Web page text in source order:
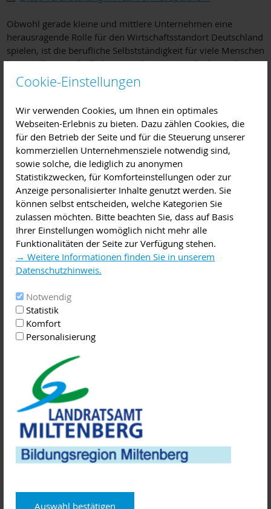
Cookie-Einstellungen
Wir verwenden Cookies, um Ihnen ein optimales
Webseiten-Erlebnis zu bieten. Dazu zählen Cookies, die
für den Betrieb der Seite und für die Steuerung unserer
kommerziellen Unternehmensziele notwendig sind,
sowie solche, die lediglich zu anonymen
Statistikzwecken, für Komforteinstellungen oder zur
Anzeige personalisierter Inhalte genutzt werden. Sie
können selbst entscheiden, welche Kategorien Sie
zulassen möchten. Bitte beachten Sie, dass auf Basis
Ihrer Einstellungen womöglich nicht mehr alle
Funktionalitäten der Seite zur Verfügung stehen.
→ Weitere Informationen finden Sie in unserem
Datenschutzhinweis.
Notwendig
Statistik
Komfort
Personalisierung
Auswahl bestätigen
Obwohl gerade kleine und mittlere Unternehmen eine
herausragende Rolle für den Wirtschaftsstandort Deutschland
spielen, ist die berufliche Selbstständigkeit für viele Menschen
keine selbstverständliche Perspektive. Die Gründerwoche
Deutschland möchte dies ändern. Die bundesweite
Aktionswoche unter Federführung des Bundesministeriums
die Sprünge helfen.
In Zusammenarbeit mit der Gründerwoche Deutschland
erhalten am 8. Mai 2019 Gründungsinteressierte vom
Bayerischen Untermain unter dem Titel „Ressourcen richtig
einsetzen“ mehrere Impulsvorträge rund um die
Unternehmensgründung. Die Referenten, ein Beraterteam
aus Haibach, Goldbach, Kleinostheim, Aschaffenburg-
Obernau und Seligenstadt, haben sich zum Ziel gesetzt, bei
ihrer Veranstaltung Informationen zu präsentieren, die
Gründungswillige bei den üblichen Veranstaltungen in der
Regel vermissen werden.
In den sechs Vorträgen geht es u.a. um Themen wie
- die Bedeutung von Unternehmensumfeldaufstellungen und
Typologiemodellen als wichtigem Erfolgsfaktor,
- Energieräuber im Unternehmensalltag,
- welche technischen Hilfsmittel als Grundausstattung für
junge Unternehmen sinnvoll sind und worauf man verzichten
- wie man mit einem authentischen Außenauftritt die
richtigen Kunden für sich begeistern kann sowie die
- inhaltliche und visuelle Umsetzung des Firmenauftritts.
Abgerundet wird die Vortragsveranstaltung durch den
Praxisbericht einer Unternehmensgründerin, die Einblick in
die ersten Jahre ihrer Selbständigkeit mit allen Höhen und
Das Seminar findet am 8. Mai 2019 in der ZENTEC in